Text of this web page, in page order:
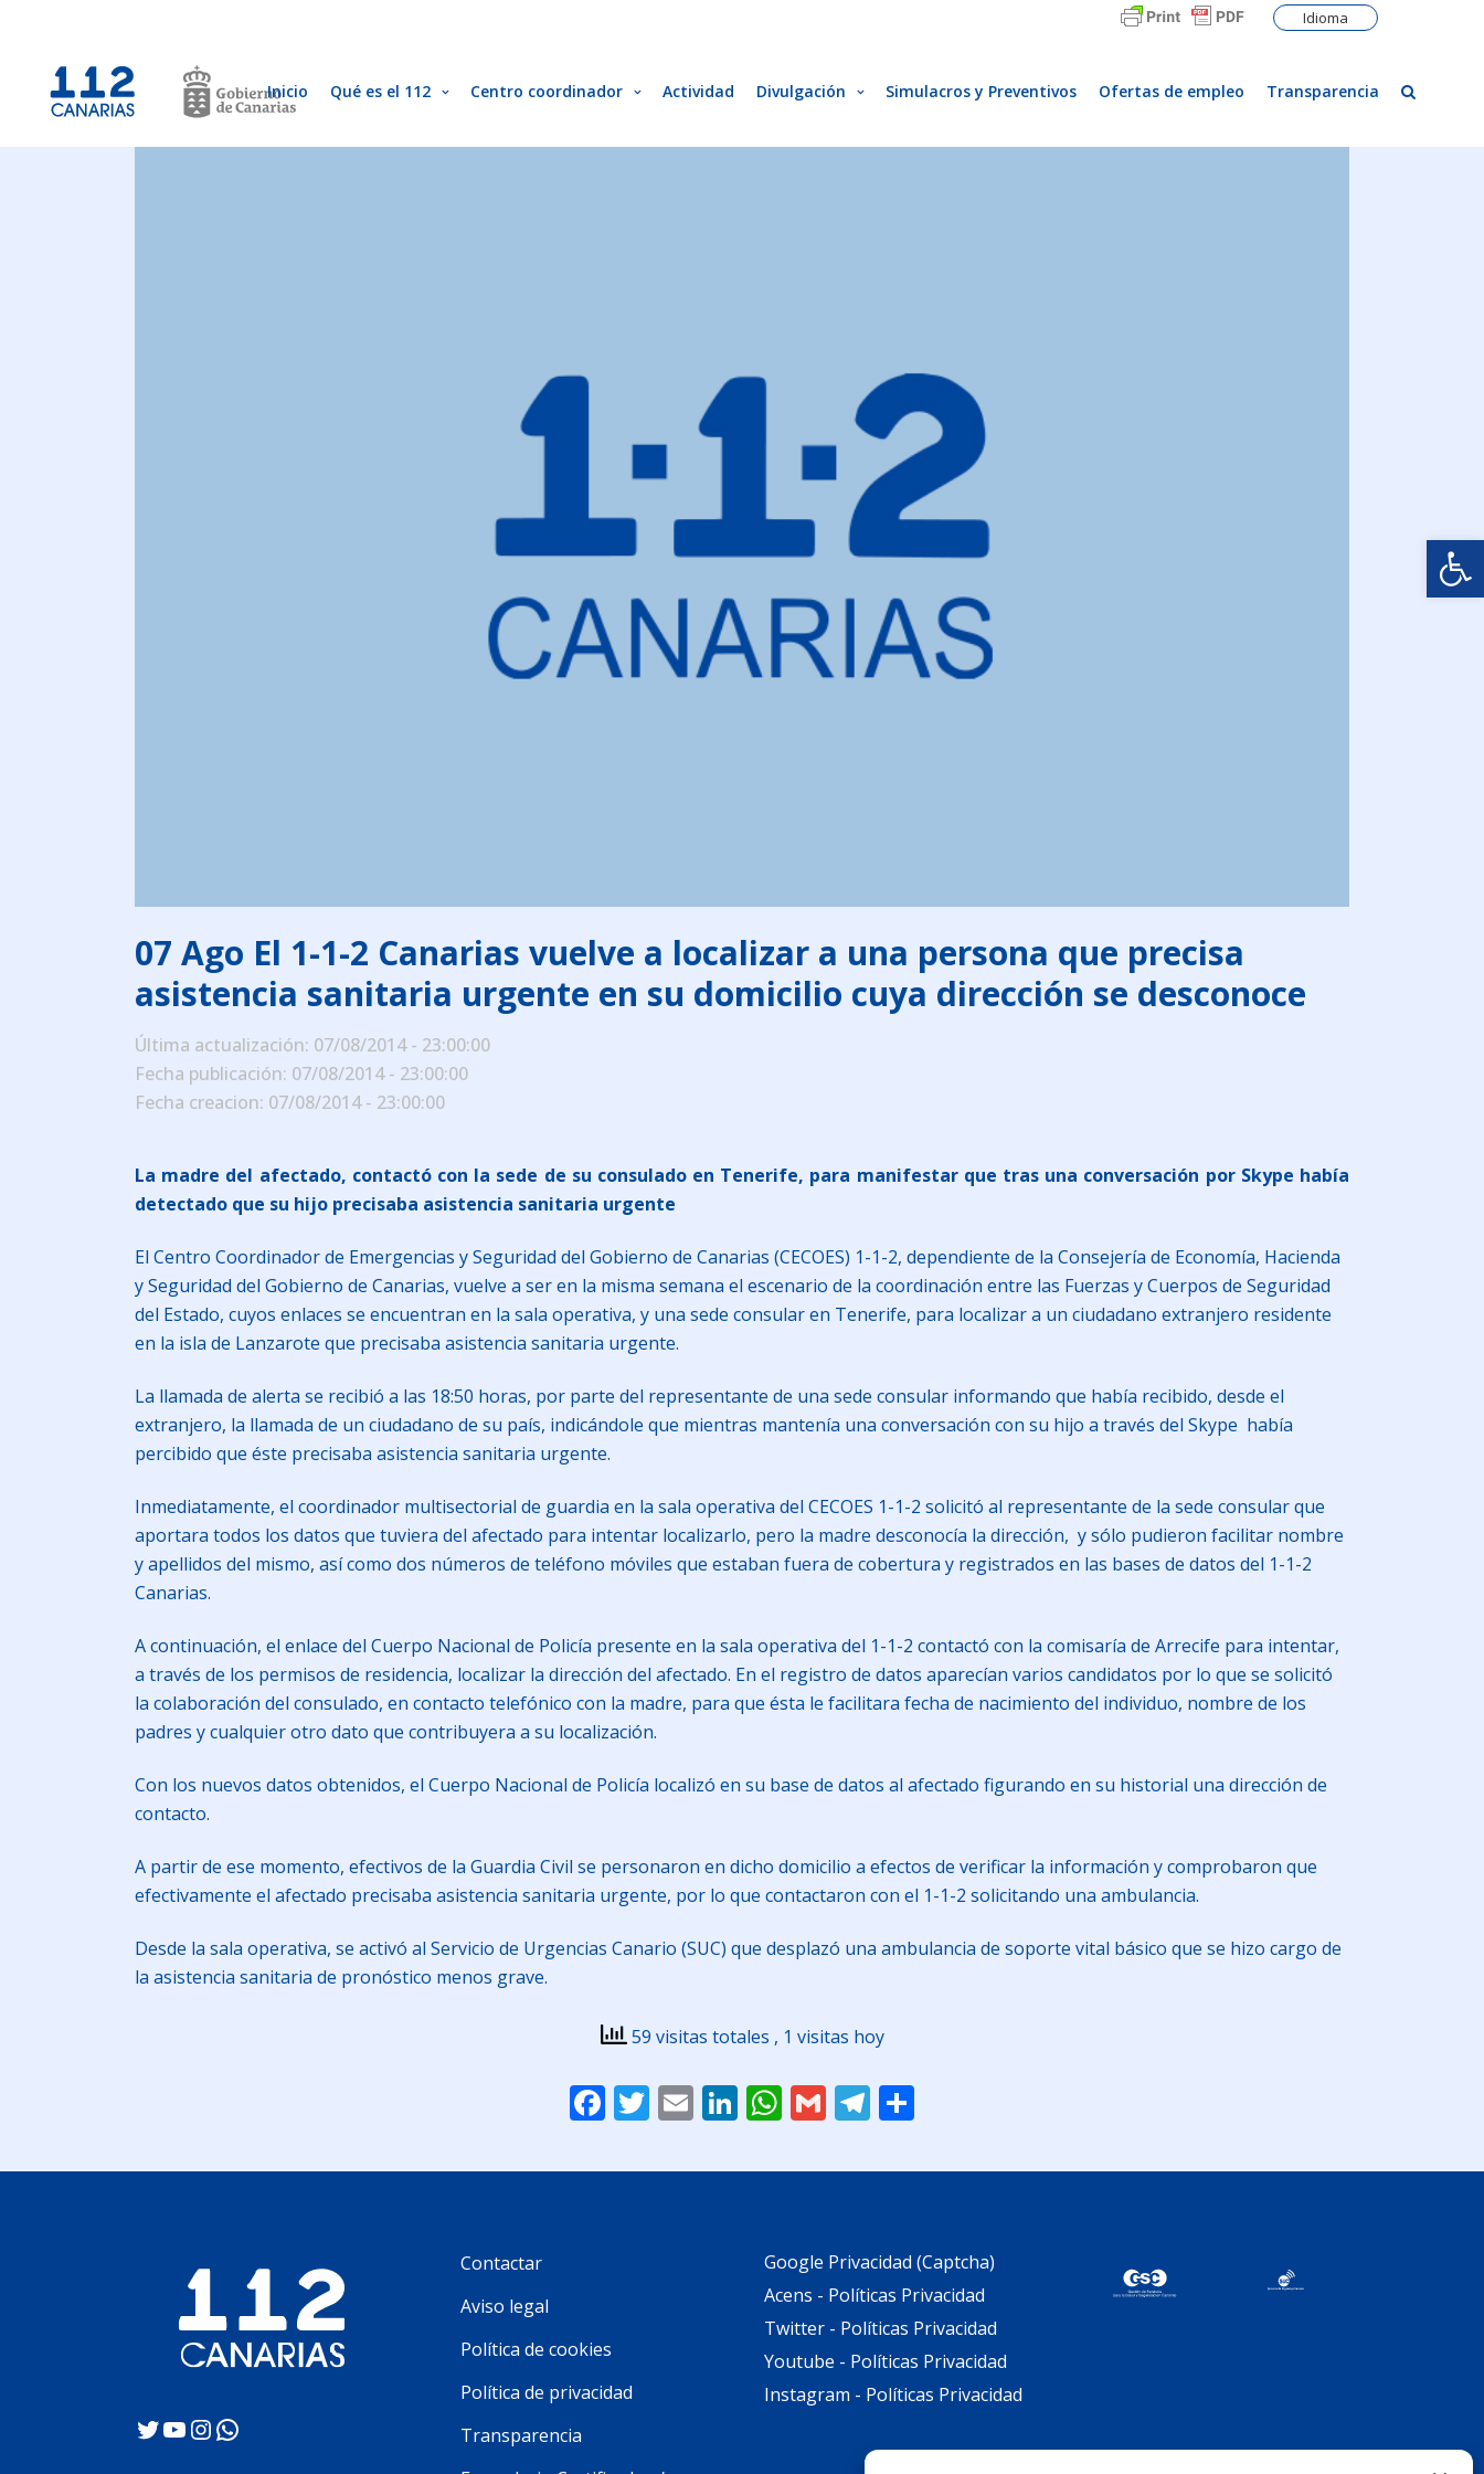
Idioma
Inicio Qué es el 112 Centro coordinador Actividad Divulgación Simulacros y Preventivos Ofertas de empleo Transparencia
07 Ago El 1-1-2 Canarias vuelve a localizar a una persona que precisa
asistencia sanitaria urgente en su domicilio cuya dirección se desconoce
Última actualización: 07/08/2014 - 23:00:00
Fecha publicación: 07/08/2014 - 23:00:00
Fecha creacion: 07/08/2014 - 23:00:00
La madre del afectado, contactó con la sede de su consulado en Tenerife, para manifestar que tras una conversación por Skype había
detectado que su hijo precisaba asistencia sanitaria urgente
El Centro Coordinador de Emergencias y Seguridad del Gobierno de Canarias (CECOES) 1-1-2, dependiente de la Consejería de Economía, Hacienda
y Seguridad del Gobierno de Canarias, vuelve a ser en la misma semana el escenario de la coordinación entre las Fuerzas y Cuerpos de Seguridad
del Estado, cuyos enlaces se encuentran en la sala operativa, y una sede consular en Tenerife, para localizar a un ciudadano extranjero residente
en la isla de Lanzarote que precisaba asistencia sanitaria urgente.
La llamada de alerta se recibió a las 18:50 horas, por parte del representante de una sede consular informando que había recibido, desde el
extranjero, la llamada de un ciudadano de su país, indicándole que mientras mantenía una conversación con su hijo a través del Skype había
percibido que éste precisaba asistencia sanitaria urgente.
Inmediatamente, el coordinador multisectorial de guardia en la sala operativa del CECOES 1-1-2 solicitó al representante de la sede consular que
aportara todos los datos que tuviera del afectado para intentar localizarlo, pero la madre desconocía la dirección, y sólo pudieron facilitar nombre
y apellidos del mismo, así como dos números de teléfono móviles que estaban fuera de cobertura y registrados en las bases de datos del 1-1-2
Canarias.
A continuación, el enlace del Cuerpo Nacional de Policía presente en la sala operativa del 1-1-2 contactó con la comisaría de Arrecife para intentar,
a través de los permisos de residencia, localizar la dirección del afectado. En el registro de datos aparecían varios candidatos por lo que se solicitó
la colaboración del consulado, en contacto telefónico con la madre, para que ésta le facilitara fecha de nacimiento del individuo, nombre de los
padres y cualquier otro dato que contribuyera a su localización.
Con los nuevos datos obtenidos, el Cuerpo Nacional de Policía localizó en su base de datos al afectado figurando en su historial una dirección de
contacto.
A partir de ese momento, efectivos de la Guardia Civil se personaron en dicho domicilio a efectos de verificar la información y comprobaron que
efectivamente el afectado precisaba asistencia sanitaria urgente, por lo que contactaron con el 1-1-2 solicitando una ambulancia.
Desde la sala operativa, se activó al Servicio de Urgencias Canario (SUC) que desplazó una ambulancia de soporte vital básico que se hizo cargo de
la asistencia sanitaria de pronóstico menos grave.
59 visitas totales , 1 visitas hoy
Facebook
Twitter
EmailLinkedIn
WhatsApp
GmailTelegram
Twitter
YouTube
Instagram
WhatsApp
Contactar
Aviso legal
Política de cookies
Política de privacidad
Transparencia
Google Privacidad (Captcha)
Acens - Políticas Privacidad
Twitter - Políticas Privacidad
Youtube - Políticas Privacidad
Instagram - Políticas Privacidad